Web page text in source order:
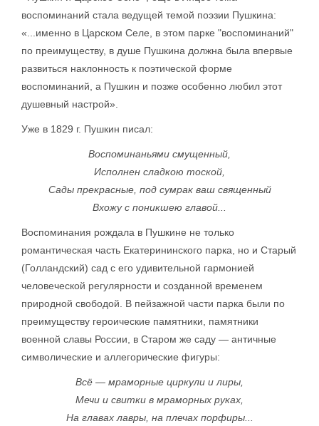
воспоминаний стала ведущей темой поэзии Пушкина:
«...именно в Царском Селе, в этом парке "воспоминаний"
по преимуществу, в душе Пушкина должна была впервые
развиться наклонность к поэтической форме
воспоминаний, а Пушкин и позже особенно любил этот
душевный настрой».
Уже в 1829 г. Пушкин писал:
Воспоминаньями смущенный,
Исполнен сладкою тоской,
Сады прекрасные, под сумрак ваш священный
Вхожу с поникшею главой...
Воспоминания рождала в Пушкине не только
романтическая часть Екатерининского парка, но и Старый
(Голландский) сад с его удивительной гармонией
человеческой регулярности и созданной временем
природной свободой. В пейзажной части парка были по
преимуществу героические памятники, памятники
военной славы России, в Старом же саду — античные
символические и аллегорические фигуры:
Всё — мраморные циркули и лиры,
Мечи и свитки в мраморных руках,
На главах лавры, на плечах порфиры...